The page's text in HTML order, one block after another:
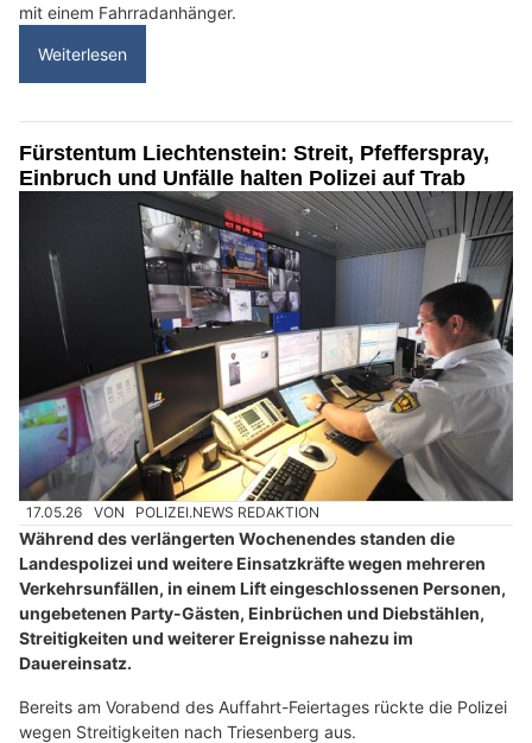
mit einem Fahrradanhänger.
Weiterlesen
Fürstentum Liechtenstein: Streit, Pfefferspray,
Einbruch und Unfälle halten Polizei auf Trab
17.05.26 VON POLIZEI.NEWS REDAKTION
Während des verlängerten Wochenendes standen die
Landespolizei und weitere Einsatzkräfte wegen mehreren
Verkehrsunfällen, in einem Lift eingeschlossenen Personen,
ungebetenen Party-Gästen, Einbrüchen und Diebstählen,
Streitigkeiten und weiterer Ereignisse nahezu im
Dauereinsatz.
Bereits am Vorabend des Auffahrt-Feiertages rückte die Polizei
wegen Streitigkeiten nach Triesenberg aus.